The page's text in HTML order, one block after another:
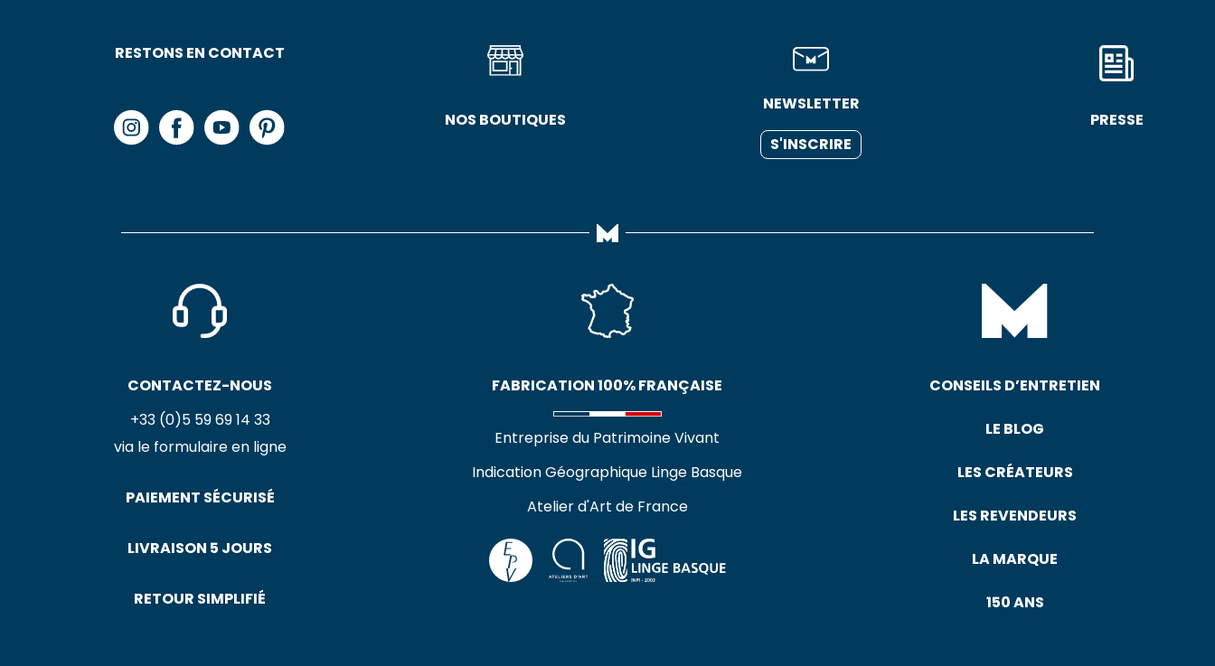
RESTONS EN CONTACT
NOS BOUTIQUES
NEWSLETTER
S'INSCRIRE
PRESSE
CONTACTEZ-NOUS
+33 (0)5 59 69 14 33
via le formulaire en ligne
PAIEMENT SÉCURISÉ
LIVRAISON 5 JOURS
RETOUR SIMPLIFIÉ
FABRICATION 100% FRANÇAISE
Entreprise du Patrimoine Vivant
Indication Géographique Linge Basque
Atelier d'Art de France
CONSEILS D’ENTRETIEN
LE BLOG
LES CRÉATEURS
LES REVENDEURS
LA MARQUE
150 ANS